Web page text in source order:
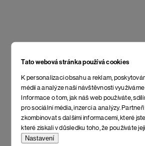
Tato webová stránka používá cookies
K personalizaci obsahu a reklam,
médií a analýze naší návštěvnosti
Informace o tom, jak náš web používáte,
pro sociální média, inzerci a analýzy.
zkombinovat s dalšími informacemi, které
které získali v důsledku toho, že používáte
Nastavení